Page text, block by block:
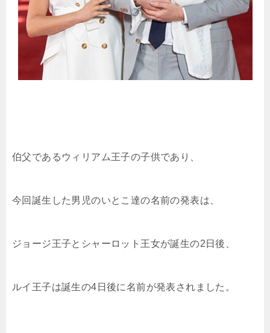
伯父であるウィリアム王子の子供であり、
今回誕生した男児のいとこ達の名前の発表は、
ジョージ王子とシャーロット王女が誕生の2日後、
ルイ王子は誕生の4日後に名前が発表されました。